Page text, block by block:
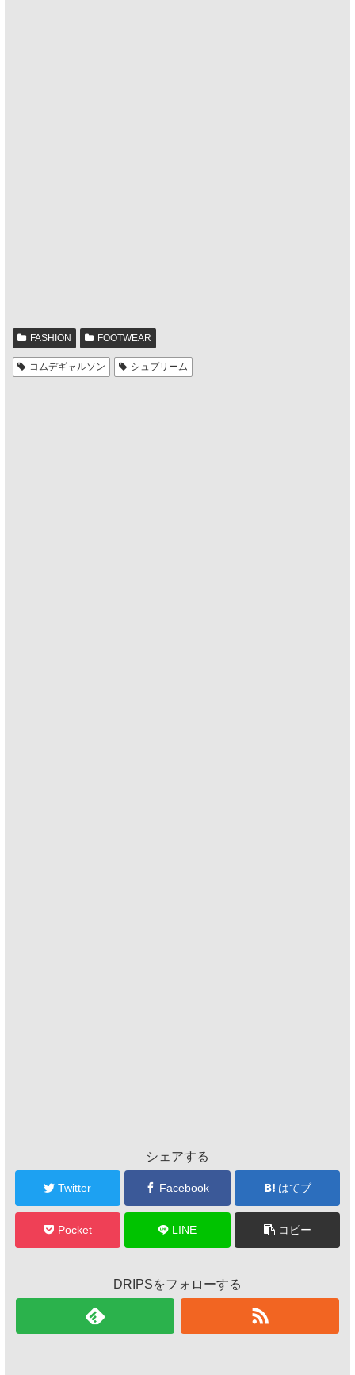
FASHION FOOTWEAR
コムデギャルソン シュプリーム
シェアする
Twitter Facebook はてブ
Pocket LINE コピー
DRIPSをフォローする